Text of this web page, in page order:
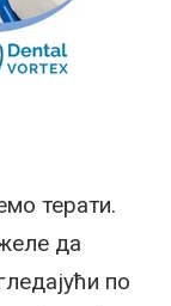
терати.
да
по